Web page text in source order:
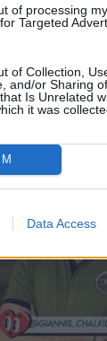
of processing my
Targeted
of Collection,
and/or Sharing
Is Unrelated
it was
Data Access